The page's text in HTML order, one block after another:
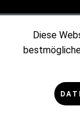
RECHTLICHES
Diese